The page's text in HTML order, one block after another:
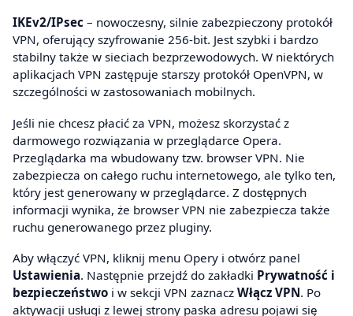
IKEv2/IPsec – nowoczesny, silnie zabezpieczony protokół
VPN, oferujący szyfrowanie 256-bit. Jest szybki i bardzo
stabilny także w sieciach bezprzewodowych. W niektórych
aplikacjach VPN zastępuje starszy protokół OpenVPN, w
szczególności w zastosowaniach mobilnych.
Jeśli nie chcesz płacić za VPN, możesz skorzystać z
darmowego rozwiązania w przeglądarce Opera.
Przeglądarka ma wbudowany tzw. browser VPN. Nie
zabezpiecza on całego ruchu internetowego, ale tylko ten,
który jest generowany w przeglądarce. Z dostępnych
informacji wynika, że browser VPN nie zabezpiecza także
ruchu generowanego przez pluginy.
Aby włączyć VPN, kliknij menu Opery i otwórz panel
Ustawienia. Następnie przejdź do zakładki Prywatność i
bezpieczeństwo i w sekcji VPN zaznacz Włącz VPN. Po
aktywacji usługi z lewej strony paska adresu pojawi się